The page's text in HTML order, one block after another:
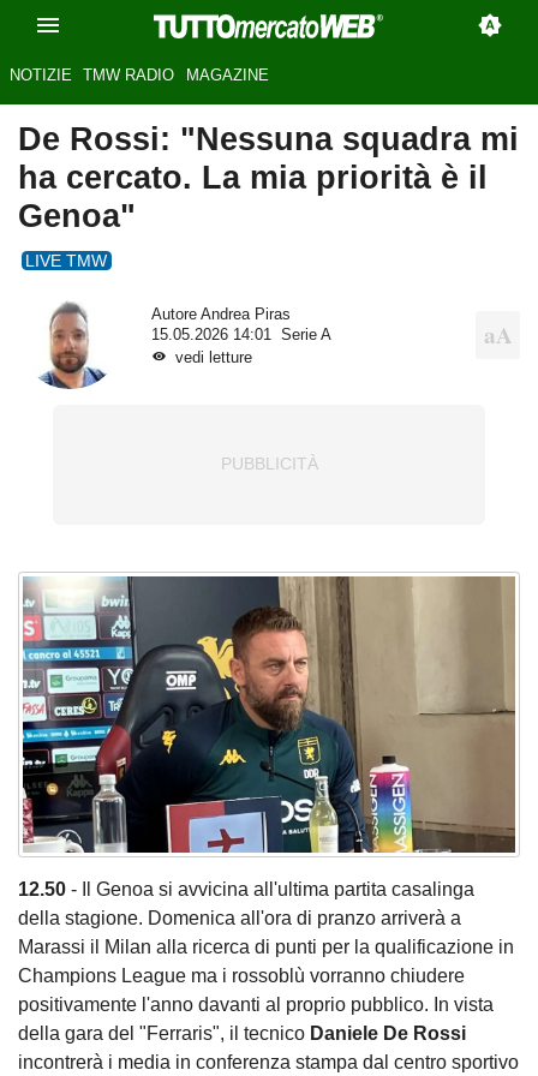
NOTIZIE TMW RADIO MAGAZINE
De Rossi: "Nessuna squadra mi
ha cercato. La mia priorità è il
Genoa"
LIVE TMW
Autore Andrea Piras
15.05.2026 14:01
Serie A
vedi letture
12.50 - Il Genoa si avvicina all'ultima partita casalinga
della stagione. Domenica all'ora di pranzo arriverà a
Marassi il Milan alla ricerca di punti per la qualificazione in
Champions League ma i rossoblù vorranno chiudere
positivamente l'anno davanti al proprio pubblico. In vista
della gara del "Ferraris", il tecnico Daniele De Rossi
incontrerà i media in conferenza stampa dal centro sportivo